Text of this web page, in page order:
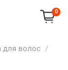
0
для волос